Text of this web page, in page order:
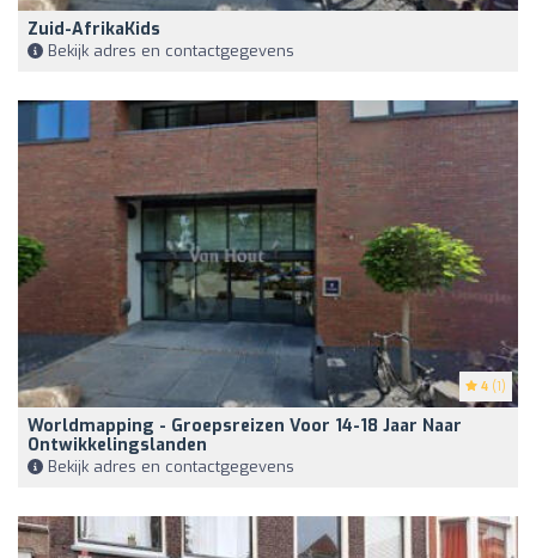
Zuid-AfrikaKids
Bekijk adres en contactgegevens
4 (1)
Worldmapping - Groepsreizen Voor 14-18 Jaar Naar
Ontwikkelingslanden
Bekijk adres en contactgegevens